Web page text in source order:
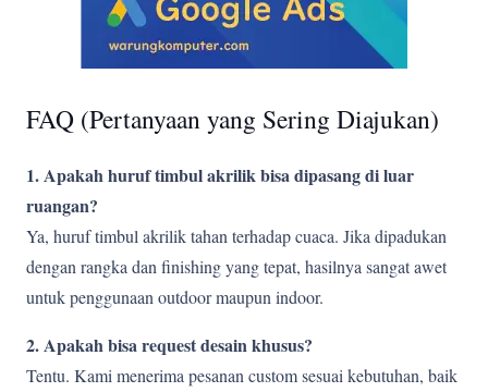
FAQ (Pertanyaan yang Sering Diajukan)
1. Apakah huruf timbul akrilik bisa dipasang di luar
ruangan?
Ya, huruf timbul akrilik tahan terhadap cuaca. Jika dipadukan
dengan rangka dan finishing yang tepat, hasilnya sangat awet
untuk penggunaan outdoor maupun indoor.
2. Apakah bisa request desain khusus?
Tentu. Kami menerima pesanan custom sesuai kebutuhan, baik